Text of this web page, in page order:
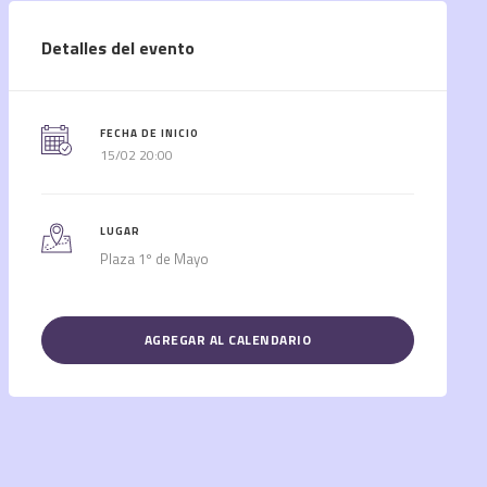
Detalles del evento
FECHA DE INICIO
15/02 20:00
LUGAR
Plaza 1º de Mayo
AGREGAR AL CALENDARIO